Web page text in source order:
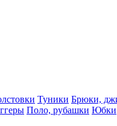
Туники Брюки,
Поло, рубашки Юбки